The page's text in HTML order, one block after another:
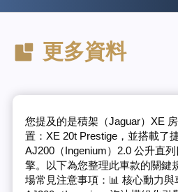
更多資料
您提及的是積架（Jaguar）XE
置：XE 20t Prestige，並搭載了
AJ200（Ingenium）2.0 公升直列
擎。以下為您整理此車款的關鍵
場常見注意事項：📊 核心動力與